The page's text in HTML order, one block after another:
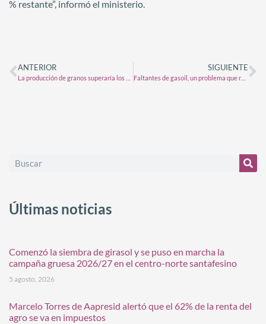
% restante”, informó el ministerio.
ANTERIOR SIGUIENTE
Faltantes de gasoil, un problema que renace en el inicio de la siembra gruesa
Últimas noticias
Comenzó la siembra de girasol y se puso en marcha la
campaña gruesa 2026/27 en el centro-norte santafesino
5 agosto, 2026
Marcelo Torres de Aapresid alertó que el 62% de la renta del
agro se va en impuestos